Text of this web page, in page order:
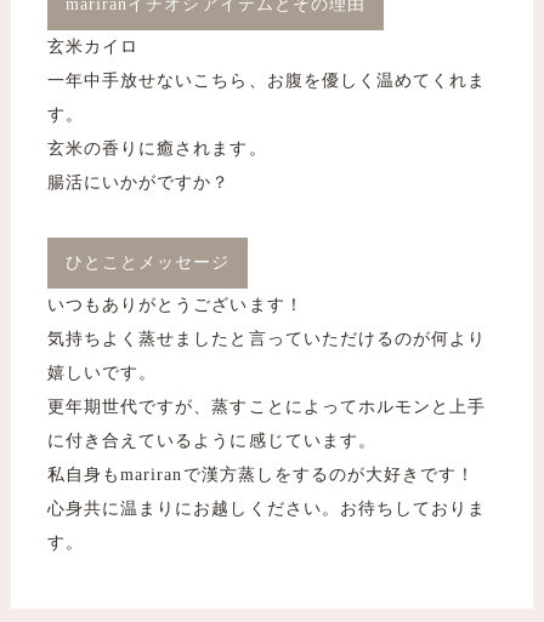
mariranイチオシアイテムとその理由
玄米カイロ
一年中手放せないこちら、お腹を優しく温めてくれま
す。
​​​​​​​玄米の香りに癒されます。
腸活にいかがですか？
ひとことメッセージ
いつもありがとうございます！
気持ちよく蒸せましたと言っていただけるのが何より
嬉しいです。
更年期世代ですが、蒸すことによってホルモンと上手
に付き合えているように感じています。
私自身もmariranで漢方蒸しをするのが大好きです！
心身共に温まりにお越しください。お待ちしておりま
す。